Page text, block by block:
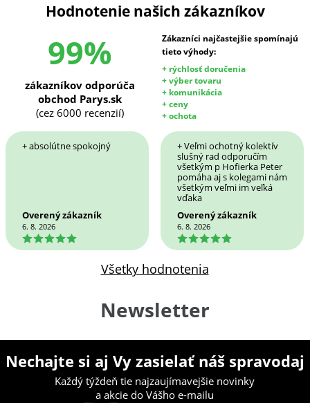
Hodnotenie našich zákazníkov
99%
Zákazníci najčastejšie spomínajú
tieto výhody:
+ rýchlosť doručenia
+ výber tovaru
+ komunikácia
+ ceny
+ ochota
zákazníkov odporúča
obchod Parys.sk
(cez 6000 recenzií)
+ absolútne spokojný
Overený zákazník
6. 8. 2026
5
+ Veľmi ochotný kolektív
slušný rad odporučím
všetkým p Hofierka Peter
pomáha aj s kolegami nám
všetkým veľmi im veľká
vďaka
Overený zákazník
6. 8. 2026
5
Všetky hodnotenia
Newsletter
Nechajte si aj Vy zasielať náš spravodaj
Každý týždeň tie najzaujímavejšie novinky
a akcie do Vášho e-mailu